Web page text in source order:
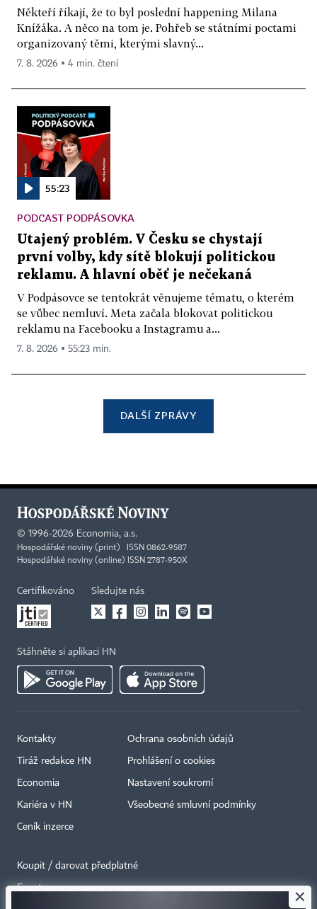
Někteří říkají, že to byl poslední happening Milana
Knížáka. A něco na tom je. Pohřeb se státními poctami
organizovaný těmi, kterými slavný...
7. 8. 2026 ▪ 4 min. čtení
55:23
PODCAST PODPÁSOVKA
Utajený problém. V Česku se chystají
první volby, kdy sítě blokují politickou
reklamu. A hlavní oběť je nečekaná
V Podpásovce se tentokrát věnujeme tématu, o kterém
se vůbec nemluví. Meta začala blokovat politickou
reklamu na Facebooku a Instagramu a...
7. 8. 2026 ▪ 55:23 min.
DALŠÍ ZPRÁVY
© 1996-2026 Economia, a.s.
Hospodářské noviny (print) ISSN 0862-9587
Hospodářské noviny (online) ISSN 2787-950X
Certifikováno Sledujte nás
Stáhněte si aplikaci HN
Kontakty
Tiráž redakce HN
Economia
Kariéra v HN
Ceník inzerce
Ochrana osobních údajů
Prohlášení o cookies
Nastavení soukromí
Všeobecné smluvní podmínky
Koupit / darovat předplatné
Eventy ×